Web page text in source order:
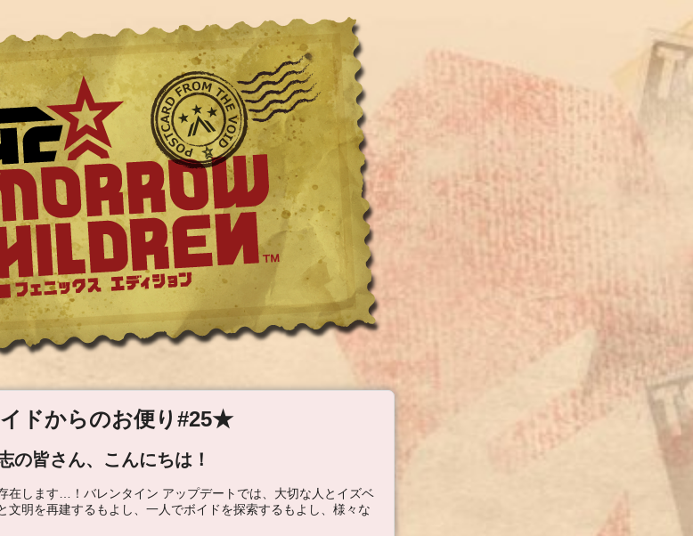
ドからのお便り#25★
の皆さん、こんにちは！
在します…！バレンタイン アップデートでは、大切な人とイズベ
文明を再建するもよし、一人でボイドを探索するもよし、様々な